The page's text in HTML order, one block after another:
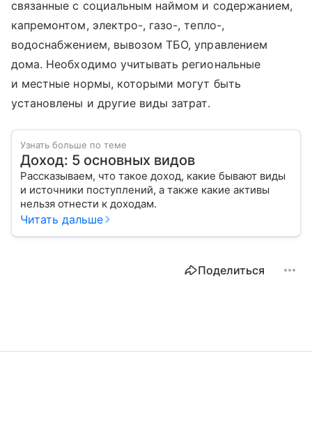
связанные с социальным наймом и содержанием,
капремонтом, электро-, газо-, тепло-,
водоснабжением, вывозом ТБО, управлением
дома. Необходимо учитывать региональные
и местные нормы, которыми могут быть
установлены и другие виды затрат.
Узнать больше по теме
Доход: 5 основных видов
Рассказываем, что такое доход, какие бывают виды
и источники поступлений, а также какие активы
нельзя отнести к доходам.
Читать дальше
Поделиться